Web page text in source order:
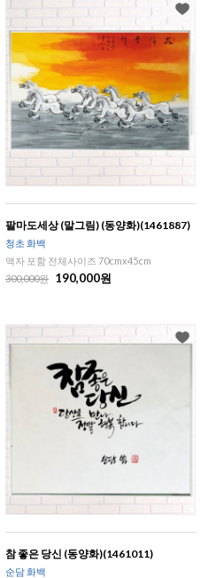
팔마도세상 (말그림) (동양화)(1461887)
청초 화백
액자 포함 전체사이즈 70cmx45cm
300,000원
190,000원
참 좋은 당신 (동양화)(1461011)
순담 화백